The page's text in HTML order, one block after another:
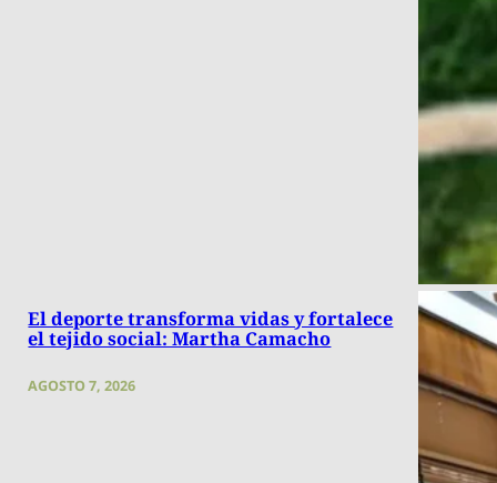
El deporte transforma vidas y fortalece
el tejido social: Martha Camacho
AGOSTO 7, 2026